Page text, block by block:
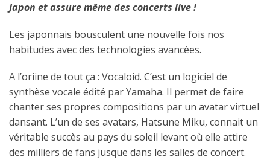
Japon et assure même des concerts live !
Les japonnais bousculent une nouvelle fois nos
habitudes avec des technologies avancées.
A l’oriine de tout ça : Vocaloid. C’est un logiciel de
synthèse vocale édité par Yamaha. Il permet de faire
chanter ses propres compositions par un avatar virtuel
dansant. L’un de ses avatars, Hatsune Miku, connait un
véritable succès au pays du soleil levant où elle attire
des milliers de fans jusque dans les salles de concert.